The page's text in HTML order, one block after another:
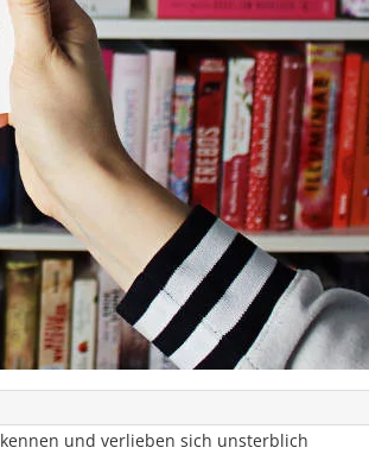
und verlieben sich unsterblich